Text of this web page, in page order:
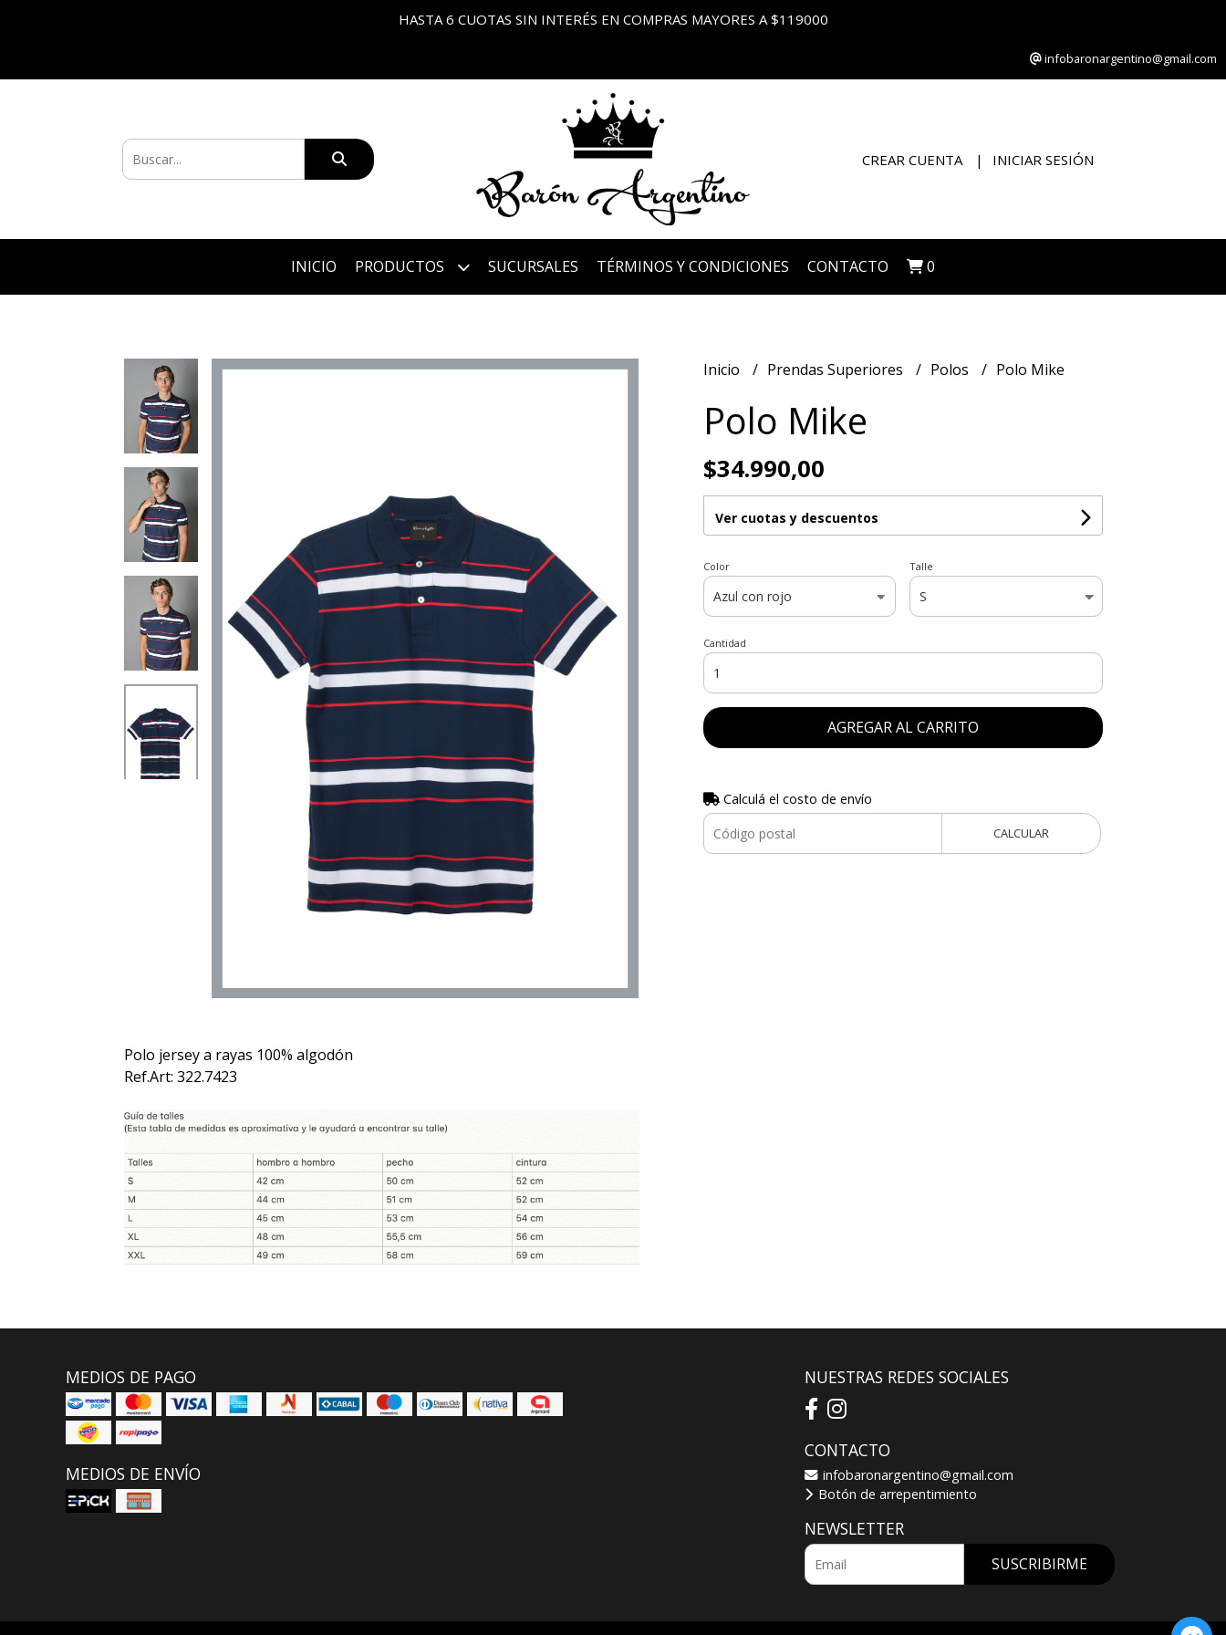
HASTA 6 CUOTAS SIN INTERÉS EN COMPRAS MAYORES A $119000
infobaronargentino@gmail.com
CREAR CUENTA INICIAR SESIÓN
INICIO PRODUCTOS SUCURSALES TÉRMINOS Y CONDICIONES CONTACTO 0
Polo jersey a rayas 100% algodón
Ref.Art: 322.7423
Inicio Prendas Superiores Polos Polo Mike
Polo Mike
$34.990,00
Ver cuotas y descuentos
Color Talle
Cantidad
AGREGAR AL CARRITO
Calculá el costo de envío
CALCULAR
MEDIOS DE PAGO
MEDIOS DE ENVÍO
NUESTRAS REDES SOCIALES
CONTACTO
infobaronargentino@gmail.com
Botón de arrepentimiento
NEWSLETTER
SUSCRIBIRME